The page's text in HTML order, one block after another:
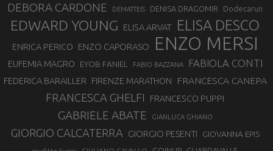
DEBORA CARDONE DEMATTEIS DENISA DRAGOMIR Dodecarun
EDWARD YOUNG ELISA ARVAT ELISA DESCO
ENRICA PERICO ENZO CAPORASO ENZO MERSI
EUFEMIA MAGRO EYOB FANIEL FABIO BAZZANA FABIOLA CONTI
FEDERICA BARAILLER FIRENZE MARATHON FRANCESCA CANEPA
FRANCESCA GHELFI FRANCESCO PUPPI
GABRIELE ABATE GIANLUCA GHIANO
GIORGIO CALCATERRA GIORGIO PESENTI GIOVANNA EPIS